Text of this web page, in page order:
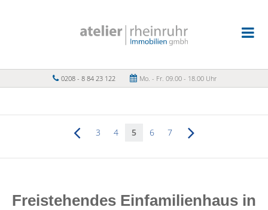
0208 - 8 84 23 122 Mo. - Fr. 09.00 - 18.00 Uhr
3 4 5 6 7
Freistehendes Einfamilienhaus in